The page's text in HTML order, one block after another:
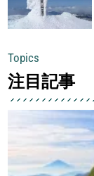
Topics
注目記事